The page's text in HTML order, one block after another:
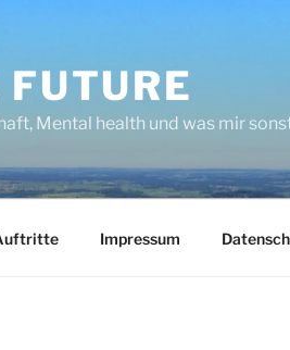
Mental health und was mir
Impressum